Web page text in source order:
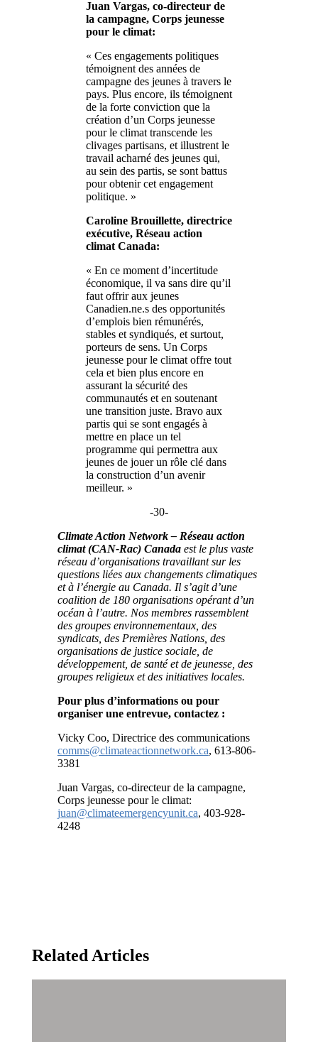
Juan Vargas, co-directeur de
la campagne, Corps jeunesse
pour le climat:
« Ces engagements politiques
témoignent des années de
campagne des jeunes à travers le
pays. Plus encore, ils témoignent
de la forte conviction que la
création d’un Corps jeunesse
pour le climat transcende les
clivages partisans, et illustrent le
travail acharné des jeunes qui,
au sein des partis, se sont battus
pour obtenir cet engagement
politique. »
Caroline Brouillette, directrice
exécutive, Réseau action
climat Canada:
« En ce moment d’incertitude
économique, il va sans dire qu’il
faut offrir aux jeunes
Canadien.ne.s des opportunités
d’emplois bien rémunérés,
stables et syndiqués, et surtout,
porteurs de sens. Un Corps
jeunesse pour le climat offre tout
cela et bien plus encore en
assurant la sécurité des
communautés et en soutenant
une transition juste. Bravo aux
partis qui se sont engagés à
mettre en place un tel
programme qui permettra aux
jeunes de jouer un rôle clé dans
la construction d’un avenir
meilleur. »
-30-
Climate Action Network – Réseau action
climat (CAN-Rac) Canadaest le plus vaste
réseau d’organisations travaillant sur les
questions liées aux changements climatiques
et à l’énergie au Canada. Il s’agit d’une
coalition de 180 organisations opérant d’un
océan à l’autre. Nos membres rassemblent
des groupes environnementaux, des
syndicats, des Premières Nations, des
organisations de justice sociale, de
développement, de santé et de jeunesse, des
groupes religieux et des initiatives locales.
Pour plus d’informations ou pour
organiser une entrevue, contactez :
Vicky Coo, Directrice des communications
comms@climateactionnetwork.ca, 613-806-
3381
Juan Vargas, co-directeur de la campagne,
Corps jeunesse pour le climat:
juan@climateemergencyunit.ca, 403-928-
4248
Related Articles